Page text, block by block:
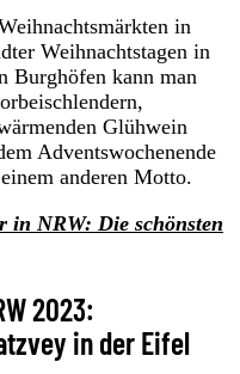
in
Weihnachtstagen in
Burghöfen kann man
Glühwein
Adventswochenende
anderen Motto.
in NRW: Die schönsten
2023:
in der Eifel